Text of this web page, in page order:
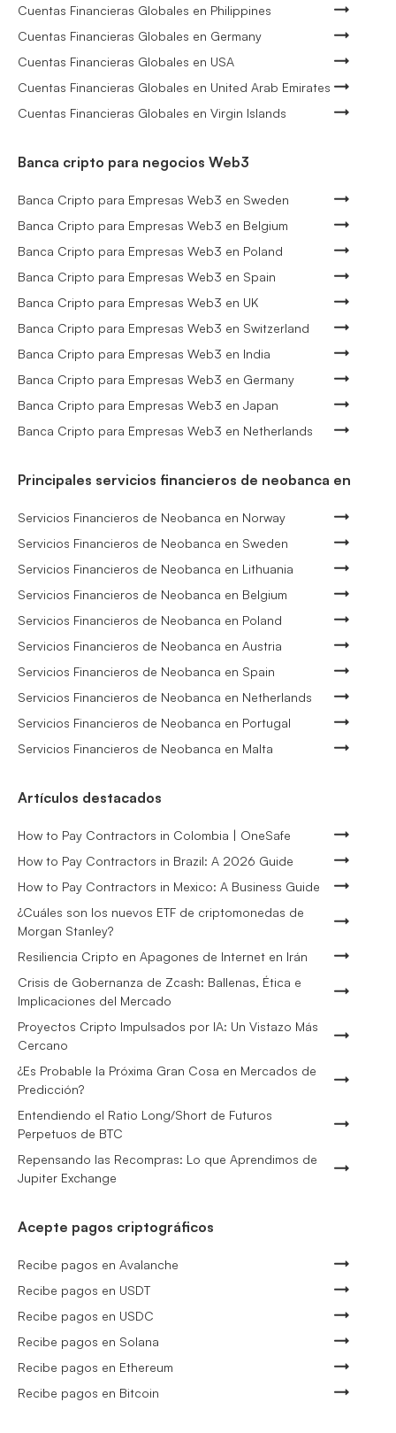
Cuentas Financieras Globales en Philippines
Cuentas Financieras Globales en Germany
Cuentas Financieras Globales en USA
Cuentas Financieras Globales en United Arab Emirates
Cuentas Financieras Globales en Virgin Islands
Banca cripto para negocios Web3
Banca Cripto para Empresas Web3 en Sweden
Banca Cripto para Empresas Web3 en Belgium
Banca Cripto para Empresas Web3 en Poland
Banca Cripto para Empresas Web3 en Spain
Banca Cripto para Empresas Web3 en UK
Banca Cripto para Empresas Web3 en Switzerland
Banca Cripto para Empresas Web3 en India
Banca Cripto para Empresas Web3 en Germany
Banca Cripto para Empresas Web3 en Japan
Banca Cripto para Empresas Web3 en Netherlands
Principales servicios financieros de neobanca en
Servicios Financieros de Neobanca en Norway
Servicios Financieros de Neobanca en Sweden
Servicios Financieros de Neobanca en Lithuania
Servicios Financieros de Neobanca en Belgium
Servicios Financieros de Neobanca en Poland
Servicios Financieros de Neobanca en Austria
Servicios Financieros de Neobanca en Spain
Servicios Financieros de Neobanca en Netherlands
Servicios Financieros de Neobanca en Portugal
Servicios Financieros de Neobanca en Malta
Artículos destacados
How to Pay Contractors in Colombia | OneSafe
How to Pay Contractors in Brazil: A 2026 Guide
How to Pay Contractors in Mexico: A Business Guide
¿Cuáles son los nuevos ETF de criptomonedas de
Morgan Stanley?
Resiliencia Cripto en Apagones de Internet en Irán
Crisis de Gobernanza de Zcash: Ballenas, Ética e
Implicaciones del Mercado
Proyectos Cripto Impulsados por IA: Un Vistazo Más
Cercano
¿Es Probable la Próxima Gran Cosa en Mercados de
Predicción?
Entendiendo el Ratio Long/Short de Futuros
Perpetuos de BTC
Repensando las Recompras: Lo que Aprendimos de
Jupiter Exchange
Acepte pagos criptográficos
Recibe pagos en Avalanche
Recibe pagos en USDT
Recibe pagos en USDC
Recibe pagos en Solana
Recibe pagos en Ethereum
Recibe pagos en Bitcoin